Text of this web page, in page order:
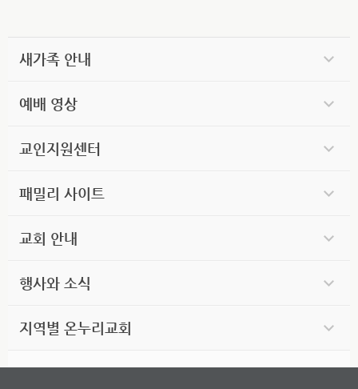
새가족 안내
예배 영상
교인지원센터
패밀리 사이트
교회 안내
행사와 소식
지역별 온누리교회